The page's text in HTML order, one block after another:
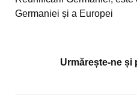
Germaniei și a Europei
Urmărește-ne și